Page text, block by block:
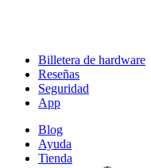
Billetera de hardware
Reseñas
Seguridad
App
Blog
Ayuda
Tienda